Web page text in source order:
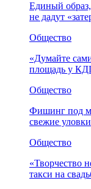
Единый
не дадут
Общество
«Думайте
площадь у
Общество
Фишинг под
свежие
Общество
«Творчество
такси на